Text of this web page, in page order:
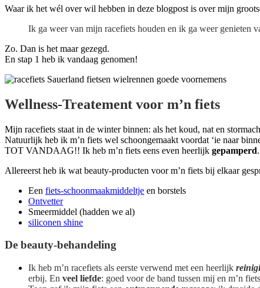
Waar ik het wél over wil hebben in deze blogpost is over mijn
Ik ga weer van mijn racefiets houden en ik ga weer genieten
Zo. Dan is het maar gezegd.
En stap 1 heb ik vandaag genomen!
Wellness-Treatement voor m’n fiets
Mijn racefiets staat in de winter binnen: als het koud, nat en
Natuurlijk heb ik m’n fiets wel schoongemaakt voordat ‘ie naar
TOT VANDAAG!! Ik heb m’n fiets eens even heerlijk gepamperd.
Allereerst heb ik wat beauty-producten voor m’n fiets bij elkaar
Een fiets-schoonmaakmiddeltje en borstels
Ontvetter
Smeermiddel (hadden we al)
siliconen shine
De beauty-behandeling
Ik heb m’n racefiets als eerste verwend met een heerlijk
erbij. En veel liefde: goed voor de band tussen mij en m’n